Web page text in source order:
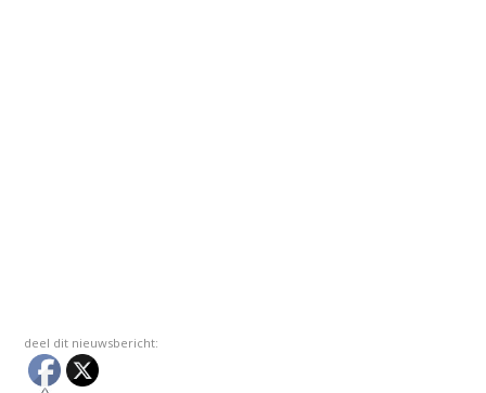
deel dit nieuwsbericht: